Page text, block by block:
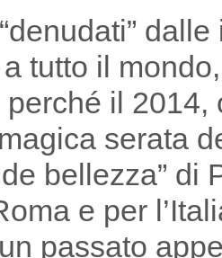
tutto il
il
serata
bellezza” di
e per
passato